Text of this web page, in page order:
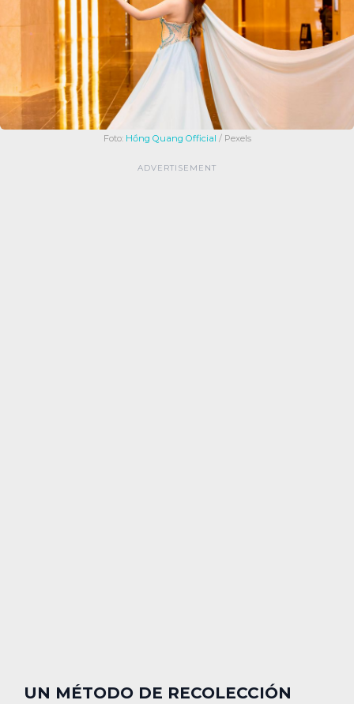
Foto: Hồng Quang Official / Pexels
UN MÉTODO DE RECOLECCIÓN